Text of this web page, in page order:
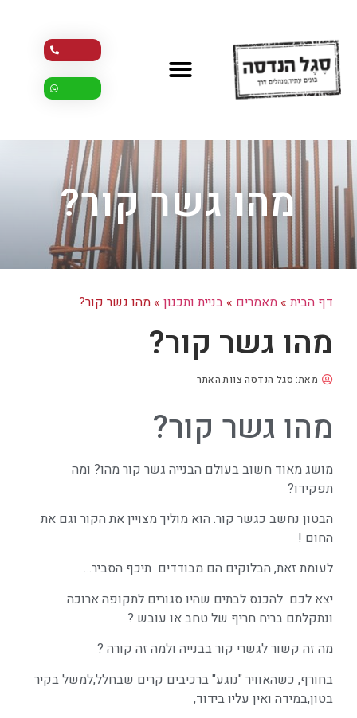
מהו גשר קור?
דף הבית» מאמרים » בניית ותכנון » מהו גשר קור?
מהו גשר קור?
מאת: סגל הנדסה צוות האתר
מהו גשר קור?
מושג מאוד חשוב בעולם הבנייה גשר קור מהו? ומה
תפקידו?
הבטון נחשב כגשר קור. הוא מוליך מצויין את הקור וגם את
החום !
לעומת זאת, הבלוקים הם מבודדים תיכף הסביר…
יצא לכם להכנס לבתים שהיו סגורים לתקופה ארוכה
ונתקלתם בריח חריף של טחב או עובש ?
מה זה קשור לגשרי קור בבנייה ולמה זה קורה ?
בחורף, כשהאוויר "נוגע" ברכיבים קרים שבחלל,למשל בקיר
בטון,במידה ואין עליו בידוד,